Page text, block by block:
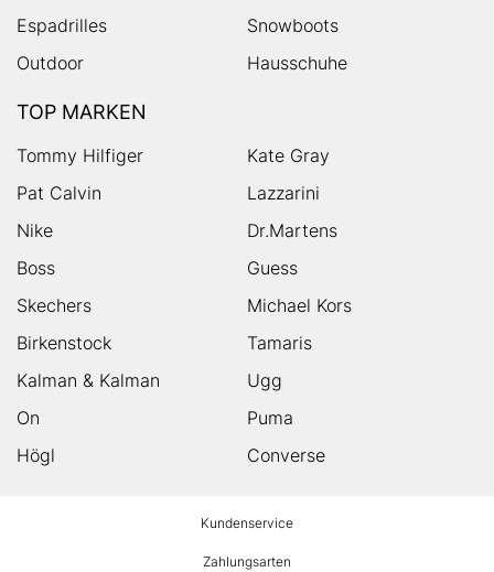
Espadrilles
Snowboots
Outdoor
Hausschuhe
TOP MARKEN
Tommy Hilfiger
Kate Gray
Pat Calvin
Lazzarini
Nike
Dr.Martens
Boss
Guess
Skechers
Michael Kors
Birkenstock
Tamaris
Kalman & Kalman
Ugg
On
Puma
Högl
Converse
Kundenservice
Zahlungsarten